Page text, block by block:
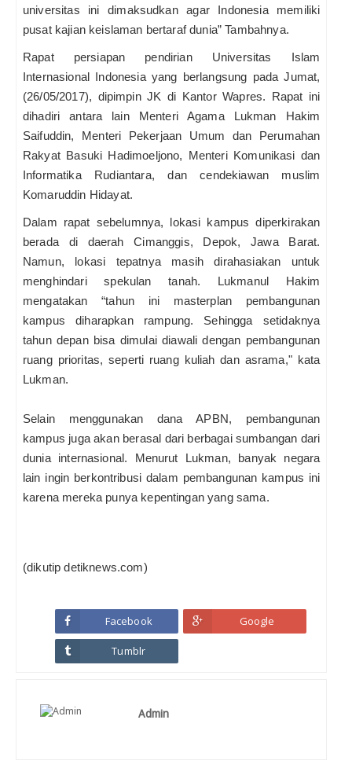
universitas ini dimaksudkan agar Indonesia memiliki
pusat kajian keislaman bertaraf dunia” Tambahnya.
Rapat persiapan pendirian Universitas Islam
Internasional Indonesia yang berlangsung pada Jumat,
(26/05/2017), dipimpin JK di Kantor Wapres. Rapat ini
dihadiri antara lain Menteri Agama Lukman Hakim
Saifuddin, Menteri Pekerjaan Umum dan Perumahan
Rakyat Basuki Hadimoeljono, Menteri Komunikasi dan
Informatika Rudiantara, dan cendekiawan muslim
Komaruddin Hidayat.
Dalam rapat sebelumnya, lokasi kampus diperkirakan
berada di daerah Cimanggis, Depok, Jawa Barat.
Namun, lokasi tepatnya masih dirahasiakan untuk
menghindari spekulan tanah. Lukmanul Hakim
mengatakan “tahun ini masterplan pembangunan
kampus diharapkan rampung. Sehingga setidaknya
tahun depan bisa dimulai diawali dengan pembangunan
ruang prioritas, seperti ruang kuliah dan asrama," kata
Lukman.
Selain menggunakan dana APBN, pembangunan
kampus juga akan berasal dari berbagai sumbangan dari
dunia internasional. Menurut Lukman, banyak negara
lain ingin berkontribusi dalam pembangunan kampus ini
karena mereka punya kepentingan yang sama.
(dikutip detiknews.com)
Facebook Google
Tumblr
Admin